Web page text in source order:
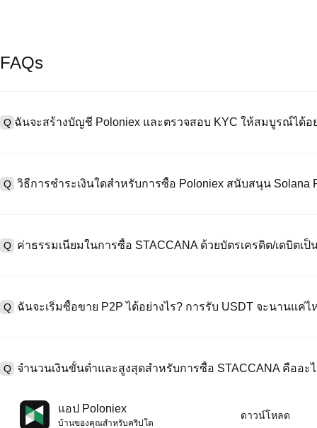
FAQs
Q ฉันจะสร้างบัญชี Poloniex และตรวจสอบ KYC ให้สมบูรณ์ได้อ
"ความปลอดภัย" อัปโหลดเอกสาร Id ที่ถูกต้องของคุณ และถ่ายเซลฟี่เ
Q วิธีการชำระเงินใดสำหรับการซื้อ Poloniex สนับสนุน Solana
ซื้อขาย OTC สำหรับธุรกรรมขนาดใหญ่เกิน 100,000 USD พร้อมใบเสนอ
Q ค่าธรรมเนียมในการซื้อ STACCANA ด้วยบัตรเครดิต/เดบิตเป็
ธรรมเนียมการซื้อขายแบบสปอตมาตรฐาน (ต่ำถึง 0.05%) ใช้กับการซื้อขา
Q ฉันจะเริ่มซื้อขาย P2P ได้อย่างไร? การรับ USDT จะนานแค่ไ
กับวิธีการชำระเงินและเวลาตอบสนองของผู้ขาย
Q จำนวนเงินขั้นต่ำและสูงสุดสำหรับการซื้อ STACCANA คืออะ
ขีดจำกัดขั้นต่ำและสูงสุดแตกต่างกันขึ้นอยู่กับวิธีการซื้อและระดับการ
ดอลลาร์โดยสูงสุดขึ้นอยู่กับผู้ให้บริการ ผู้ขาย P2P ส่วนใหญ่มีข้อกำหนดก
แอป Poloniex
บ้านของคุณสําหรับคริปโต
ดาวน์โหลด